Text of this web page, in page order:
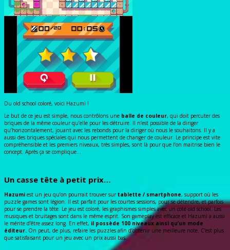
Du old school coloré, voici Hazumi !
Le but de ce jeu est simple, nous contrôlons une balle de couleur, qui doit percuter des
briques de la même couleur qu’elle pour les détruire. Il n’est possible de la diriger
qu’horizontalement, jouant avec les rebonds pour la diriger où nous le souhaitons. Il y a
aussi des briques spéciales qui nous permettent de changer de couleur. Le principe est vite
compréhensible et les premiers niveaux, très simples, sont là pour que l’on maitrise bien le
concept. Après ça se complique…
Un casse tête à petit prix…
Hazumi est un jeu qu’on pourrait trouver surtablette / smartphone, support où les
puzzle games sont légion. Il est parfait pour les courtes sessions, pour se détendre, et parfois
pour se prendre la tête. Le jeu est coloré, les graphismes simples avec un coté old school. Les
musiques et bruitages sont dans le même esprit. Son gameplay est efficace et Hazumi a aussi
le mérite d’être assez long. En effet, il possède 100 niveaux ainsi qu’un mode
éditeur. On peut, de plus, refaire les puzzles afin d’obtenir une meilleure note. C’est plus
que satisfaisant pour un jeu avec un prix aussi bas.